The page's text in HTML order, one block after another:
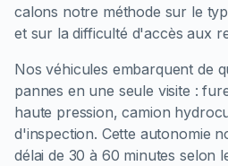
calons notre méthode sur le
et sur la difficulté d'accès aux
Nos véhicules embarquent de
pannes en une seule visite :
haute pression, camion
d'inspection. Cette autonomie
délai de 30 à 60 minutes selon